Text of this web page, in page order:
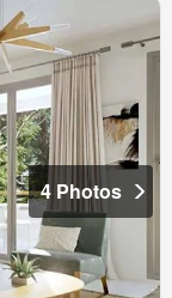
4 Photos